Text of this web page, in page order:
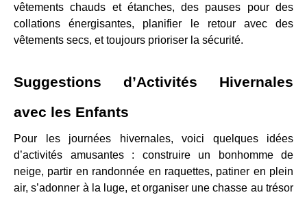
vêtements chauds et étanches, des pauses pour des
collations énergisantes, planifier le retour avec des
vêtements secs, et toujours prioriser la sécurité.
Suggestions d’Activités Hivernales
avec les Enfants
Pour les journées hivernales, voici quelques idées
d’activités amusantes : construire un bonhomme de
neige, partir en randonnée en raquettes, patiner en plein
air, s’adonner à la luge, et organiser une chasse au trésor